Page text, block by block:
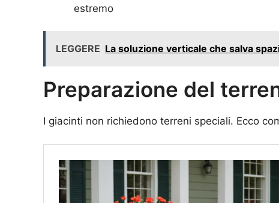
estremo
LEGGERE La soluzione verticale che salva
Preparazione del
I giacinti non richiedono terreni speciali. Ecco